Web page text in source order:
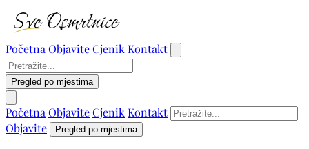
Početna ObjaviteCjenik Kontakt
Pregled po mjestima
Početna ObjaviteCjenik Kontakt
Objavite
Pregled po mjestima